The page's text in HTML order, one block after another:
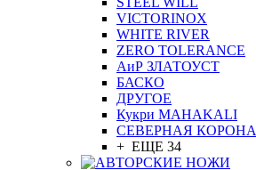
VICTORINOX
WHITE RIVER
ZERO TOLERANCE
АиР ЗЛАТОУСТ
БАСКО
ДРУГОЕ
Кукри MAHAKALI
СЕВЕРНАЯ КОРОНА
+ ЕЩЕ 34